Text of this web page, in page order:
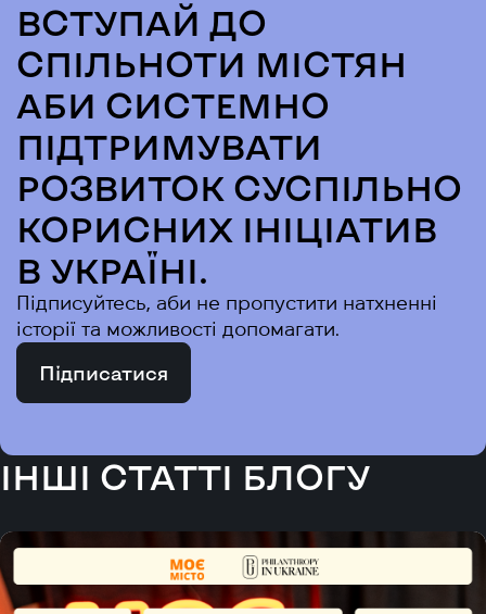
ВСТУПАЙ ДО
СПІЛЬНОТИ МІСТЯН
АБИ СИСТЕМНО
ПІДТРИМУВАТИ
РОЗВИТОК СУСПІЛЬНО
КОРИСНИХ ІНІЦІАТИВ
В УКРАЇНІ.
Підписуйтесь, аби не пропустити натхненні
історії та можливості допомагати.
Підписатися
ІНШІ СТАТТІ БЛОГУ